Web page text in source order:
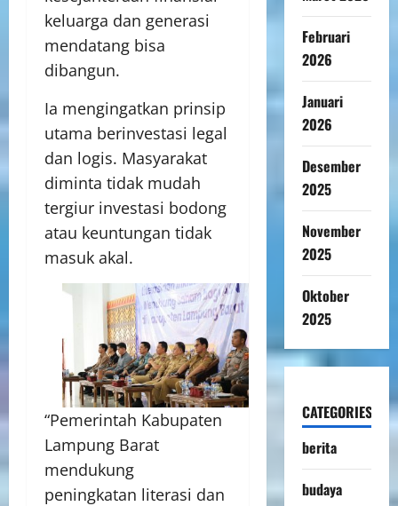
keluarga dan generasi
mendatang bisa
dibangun.
Ia mengingatkan prinsip
utama berinvestasi legal
dan logis. Masyarakat
diminta tidak mudah
tergiur investasi bodong
atau keuntungan tidak
masuk akal.
“Pemerintah Kabupaten
Lampung Barat
mendukung
peningkatan literasi dan
Februari
2026
Januari
2026
Desember
2025
November
2025
Oktober
2025
CATEGORIES
berita
budaya